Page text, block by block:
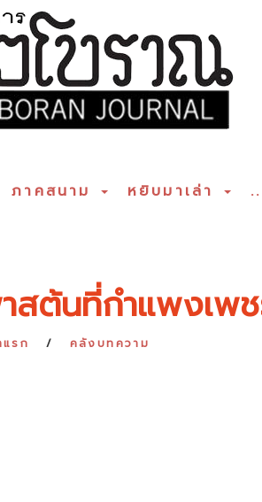
ภาคสนาม หยิบมาเล่า
สต้นที่กำแพงเพ
รก คลังบทความ